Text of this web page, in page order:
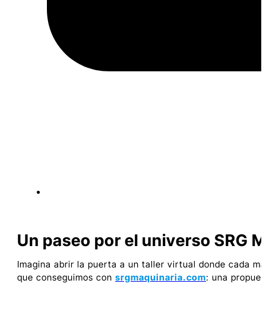
Un paseo por el universo SRG
Imagina abrir la puerta a un taller virtual donde cada
que conseguimos con srgmaquinaria.com: una